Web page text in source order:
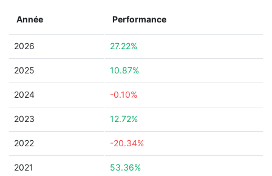
Année Performance
2026 27.22%
2025 10.87%
2024 -0.10%
2023 12.72%
2022 -20.34%
2021 53.36%